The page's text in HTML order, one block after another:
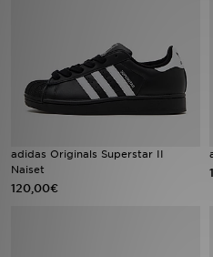
adidas Originals Superstar II
Naiset
120,00€
Tuotemerkit
Inspiroidu
Jalkapallo
Urheilu